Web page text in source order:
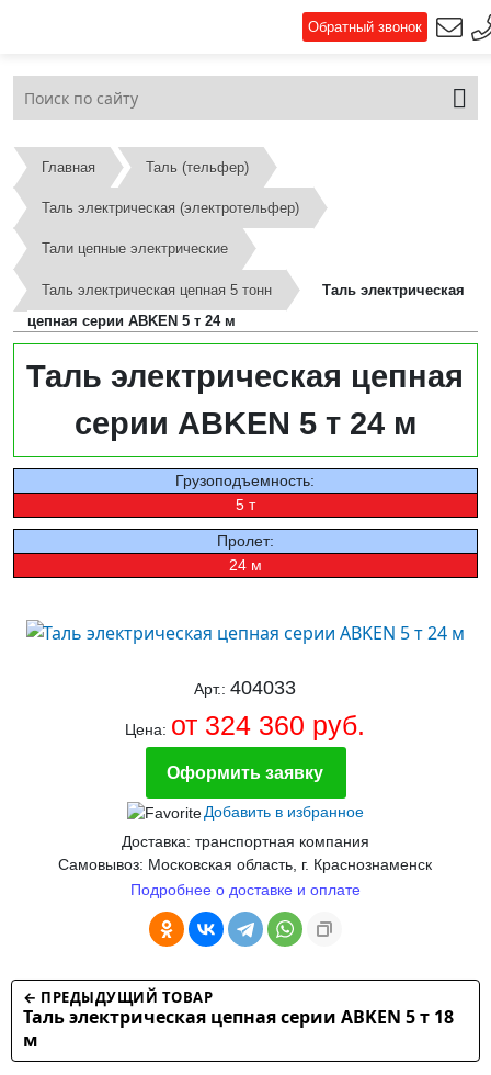
Обратный звонок
Главная Таль (тельфер)
Таль электрическая (электротельфер)
Тали цепные электрические
Таль электрическая цепная 5 тонн
Таль электрическая
цепная серии ABKEN 5 т 24 м
Таль электрическая цепная
серии ABKEN 5 т 24 м
Грузоподъемность:
5 т
Пролет:
24 м
Арт.:404033
Цена: от 324 360 руб.
Оформить заявку
Добавить в избранное
Доставка: транспортная компания
Самовывоз: Московская область, г. Краснознаменск
Подробнее о доставке и оплате
← ПРЕДЫДУЩИЙ ТОВАР
Таль электрическая цепная серии ABKEN 5 т 18
м